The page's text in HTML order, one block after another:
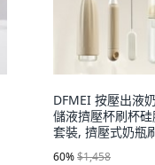
DFMEI 按壓出液
儲液擠壓杯刷杯
套裝, 擠壓式奶瓶
圖, 1個
60%$1,458